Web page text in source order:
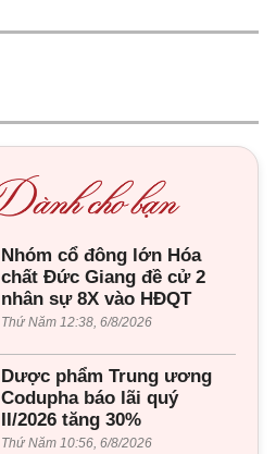
Nhóm cổ đông lớn Hóa
chất Đức Giang đề cử 2
nhân sự 8X vào HĐQT
Thứ Năm 12:38, 6/8/2026
Dược phẩm Trung ương
Codupha báo lãi quý
II/2026 tăng 30%
Thứ Năm 10:56, 6/8/2026